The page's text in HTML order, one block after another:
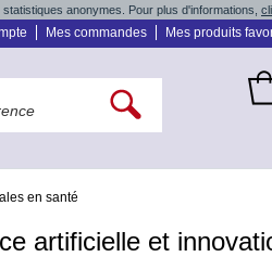
anonymes. Pour plus d'informations,
Mes commandes Mes produits
en santé
artificielle et